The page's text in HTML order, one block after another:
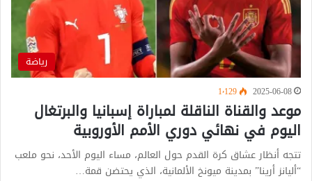
رياضة
2025-06-08 1٬129
موعد والقناة الناقلة لمباراة إسبانيا والبرتغال
اليوم في نهائي دوري الأمم الأوروبية
تتجه أنظار عشاق كرة القدم حول العالم، مساء اليوم الأحد، نحو ملعب
“أليانز أرينا” بمدينة ميونخ الألمانية، الذي يحتضن قمة…